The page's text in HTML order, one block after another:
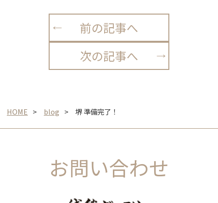
前の記事へ
次の記事へ
HOME blog 堺 準備完了！
お問い合わせ